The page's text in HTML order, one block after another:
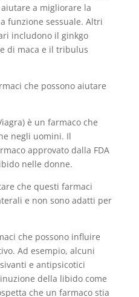
a migliorare la
funzione sessuale. Altri
includono il ginkgo
di maca e il tribulus
che possono aiutare
è un farmaco che
negli uomini. Il
approvato dalla FDA
nelle donne.
che questi farmaci
e non sono adatti per
che possono influire
Ad esempio, alcuni
e antipsicotici
della libido come
che un farmaco stia